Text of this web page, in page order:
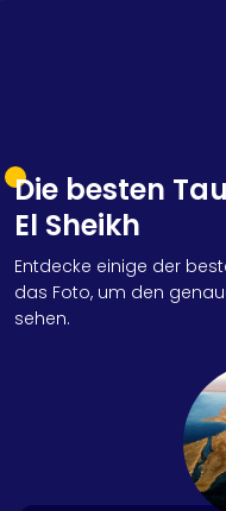
Die besten
El Sheikh
Entdecke einige der
das Foto, um den
sehen.